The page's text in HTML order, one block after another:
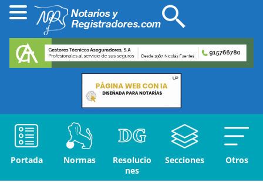
Portada Normas
Resolucio
nes
Secciones Otros